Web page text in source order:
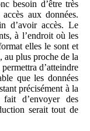
besoin d’être très
aux données.
d’avoir accès. Le
à l’endroit où les
elles le sont et
au plus proche de la
d’atteindre
que les données
précisément à la
d’envoyer des
serait tout de